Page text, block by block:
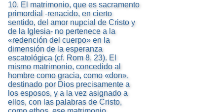
10. El matrimonio, que es sacramento
primordial -renacido, en cierto
sentido, del amor nupcial de Cristo y
de la Iglesia- no pertenece a la
«redención del cuerpo» en la
dimensión de la esperanza
escatológica (cf. Rom 8, 23). El
mismo matrimonio, concedido al
hombre como gracia, como «don»,
destinado por Dios precisamente a
los esposos, y a la vez asignado a
ellos, con las palabras de Cristo,